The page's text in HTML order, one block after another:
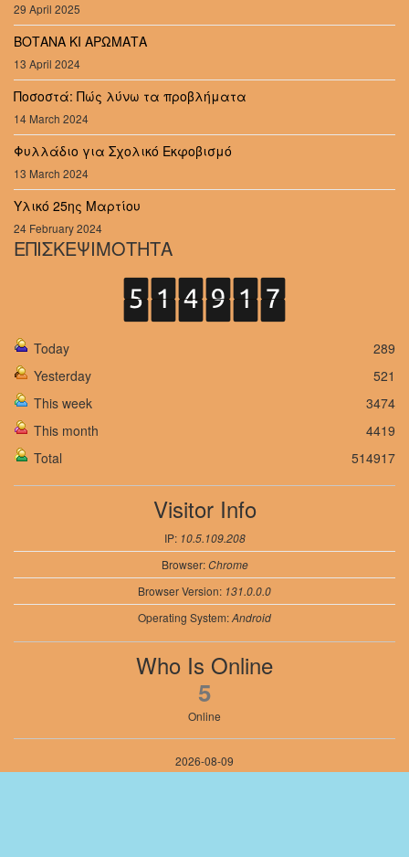
29 April 2025
ΒΟΤΑΝΑ ΚΙ ΑΡΩΜΑΤΑ
13 April 2024
Ποσοστά: Πώς λύνω τα προβλήματα
14 March 2024
Φυλλάδιο για Σχολικό Εκφοβισμό
13 March 2024
Υλικό 25ης Μαρτίου
24 February 2024
ΕΠΙΣΚΕΨΙΜΟΤΗΤΑ
Today
289
Yesterday
521
This week
3474
This month
4419
Total
514917
Visitor Info
IP: 10.5.109.208
Browser:Chrome
Browser Version: 131.0.0.0
Operating System:Android
Who Is Online
5
Online
2026-08-09